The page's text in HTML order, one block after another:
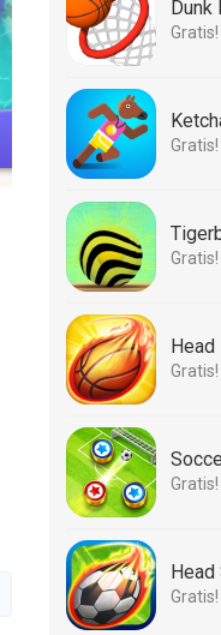
Dunk
Gratis!
Gratis!
Gratis!
Gratis!
Gratis!
Head
Gratis!